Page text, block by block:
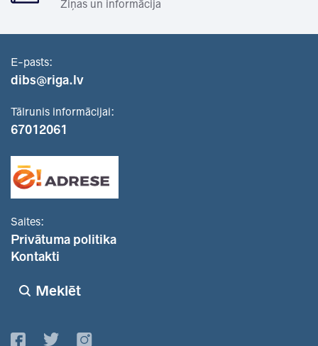
Ziņas un informācija
E-pasts:
dibs@riga.lv
Tālrunis informācijai:
67012061
Saites:
Privātuma politika
Kontakti
Meklēt